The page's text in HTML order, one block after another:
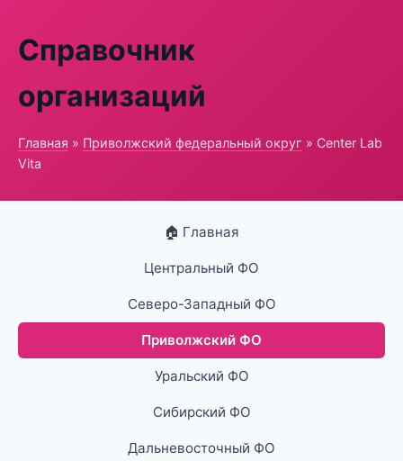
Справочник
организаций
Главная » Приволжский федеральный округ » Center Lab
Vita
🏠 Главная
Центральный ФО
Северо-Западный ФО
Приволжский ФО
Уральский ФО
Сибирский ФО
Дальневосточный ФО